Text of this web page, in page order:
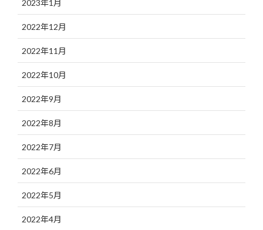
2023年1月
2022年12月
2022年11月
2022年10月
2022年9月
2022年8月
2022年7月
2022年6月
2022年5月
2022年4月